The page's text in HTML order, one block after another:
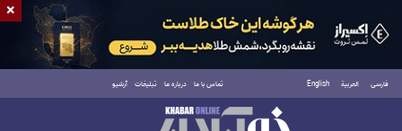
فارسی العربية English تماس با ما درباره ما تبلیغات آرشیو
پنجشنبه ۱۵ مرداد ۱۴۰۵
×